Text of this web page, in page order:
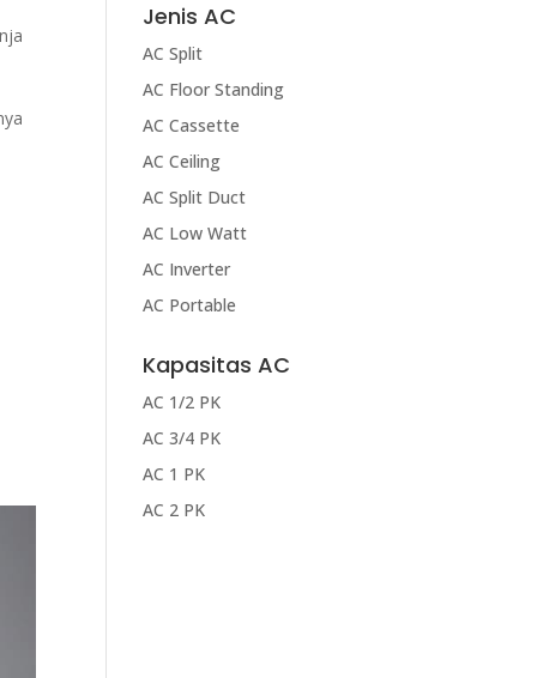
Jenis AC
AC Split
AC Floor Standing
AC Cassette
AC Ceiling
AC Split Duct
AC Low Watt
AC Inverter
AC Portable
Kapasitas AC
AC 1/2 PK
AC 3/4 PK
AC 1 PK
AC 2 PK